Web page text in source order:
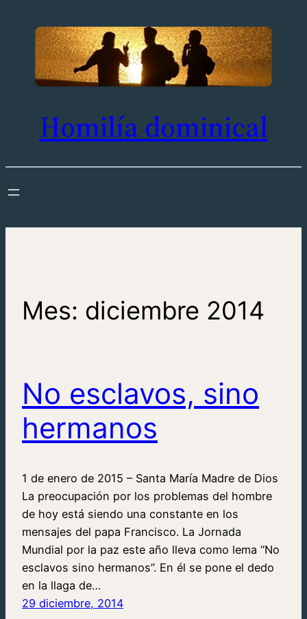
contenido
Homilía dominical
Mes: diciembre 2014
No esclavos, sino
hermanos
1 de enero de 2015 – Santa María Madre de Dios
La preocupación por los problemas del hombre
de hoy está siendo una constante en los
mensajes del papa Francisco. La Jornada
Mundial por la paz este año lleva como lema “No
esclavos sino hermanos”. En él se pone el dedo
en la llaga de…
29 diciembre, 2014